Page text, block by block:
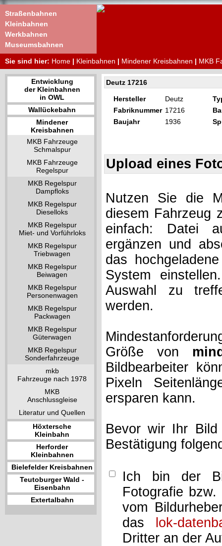
Straßenbahnen
Kleinbahnen
Werkbahnen
Museumsbahnen
Sie sind hier: Home | Kleinbahnen | Mindener Kreisbahnen | MKB
Entwicklung
der Kleinbahnen
in OWL
Wallückebahn
Mindener
Kreisbahnen
MKB Fahrzeuge
Schmalspur
MKB Fahrzeuge
Regelspur
MKB Regelspur
Dampfloks
MKB Regelspur
Dieselloks
MKB Regelspur
Miet- und Vorführloks
MKB Regelspur
Triebwagen
MKB Regelspur
Beiwagen
MKB Regelspur
Personenwagen
MKB Regelspur
Packwagen
MKB Regelspur
Güterwagen
MKB Regelspur
Sonderfahrzeuge
mkb
Fahrzeuge nach 1978
MKB
Anschlussgleise
Literatur und Quellen
Höxtersche
Kleinbahn
Herforder
Kleinbahnen
Bielefelder Kreisbahnen
Teutoburger Wald -
Eisenbahn
Extertalbahn
Deutz 17216
Hersteller Deutz
Fabriknummer 17216
Baujahr
1936
Upload eines
Nutzen Sie die
diesem Fahrzeug
einfach: Datei
ergänzen und
das
System
Auswahl zu
werden.
Größe von
Bildbearbeiter
Pixeln
ersparen kann.
Bevor wir Ihr
Bestätigung
Ich bin der
Fotografie
vom
das
lok-
Dritter an der